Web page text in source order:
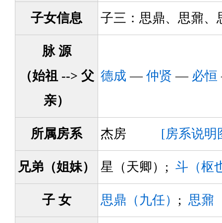
子女信息 子三：思鼎、思鼐、
脉 源
（始祖 --> 父
亲）
德成 — 仲贤 — 必恒
所属房系 杰房 [房系说明
兄弟（姐妹） 星（天卿）; 斗（枢
子 女 思鼎（九任） ; 思鼐